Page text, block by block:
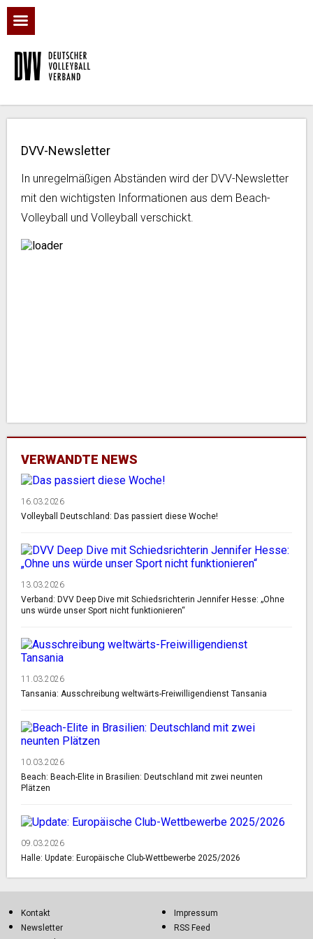
DVV-Newsletter
In unregelmäßigen Abständen wird der DVV-Newsletter
mit den wichtigsten Informationen aus dem Beach-
Volleyball und Volleyball verschickt.
VERWANDTE NEWS
16.03.2026
Volleyball Deutschland: Das passiert diese Woche!
13.03.2026
Verband: DVV Deep Dive mit Schiedsrichterin Jennifer Hesse: „Ohne
uns würde unser Sport nicht funktionieren“
11.03.2026
Tansania: Ausschreibung weltwärts-Freiwilligendienst Tansania
10.03.2026
Beach: Beach-Elite in Brasilien: Deutschland mit zwei neunten
Plätzen
09.03.2026
Halle: Update: Europäische Club-Wettbewerbe 2025/2026
Kontakt
Impressum
Newsletter
RSS Feed